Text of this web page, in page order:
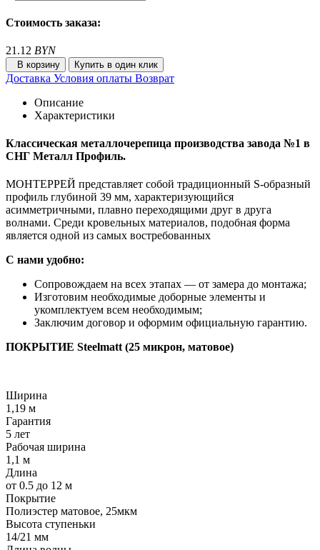
Стоимость заказа:
21.12 BYN
В корзину Купить в один клик
Доставка Условия оплаты Возврат
Описание
Характеристики
Классическая металлочерепица производства завода №1 в
СНГ Металл Профиль.
МОНТЕРРЕЙ представляет собой традиционный S-образный
профиль глубиной 39 мм, характеризующийся
асимметричными, плавно переходящими друг в друга
волнами. Среди кровельных материалов, подобная форма
является одной из самых востребованных
С нами удобно:
Сопровождаем на всех этапах — от замера до монтажа;
Изготовим необходимые доборные элементы и
укомплектуем всем необходимым;
Заключим договор и оформим официальную гарантию.
ПОКРЫТИЕ Steelmatt (25 микрон, матовое)
Ширина
1,19 м
Гарантия
5 лет
Рабочая ширина
1,1 м
Длина
от 0.5 до 12 м
Покрытие
Полиэстер матовое, 25мкм
Высота ступеньки
14/21 мм